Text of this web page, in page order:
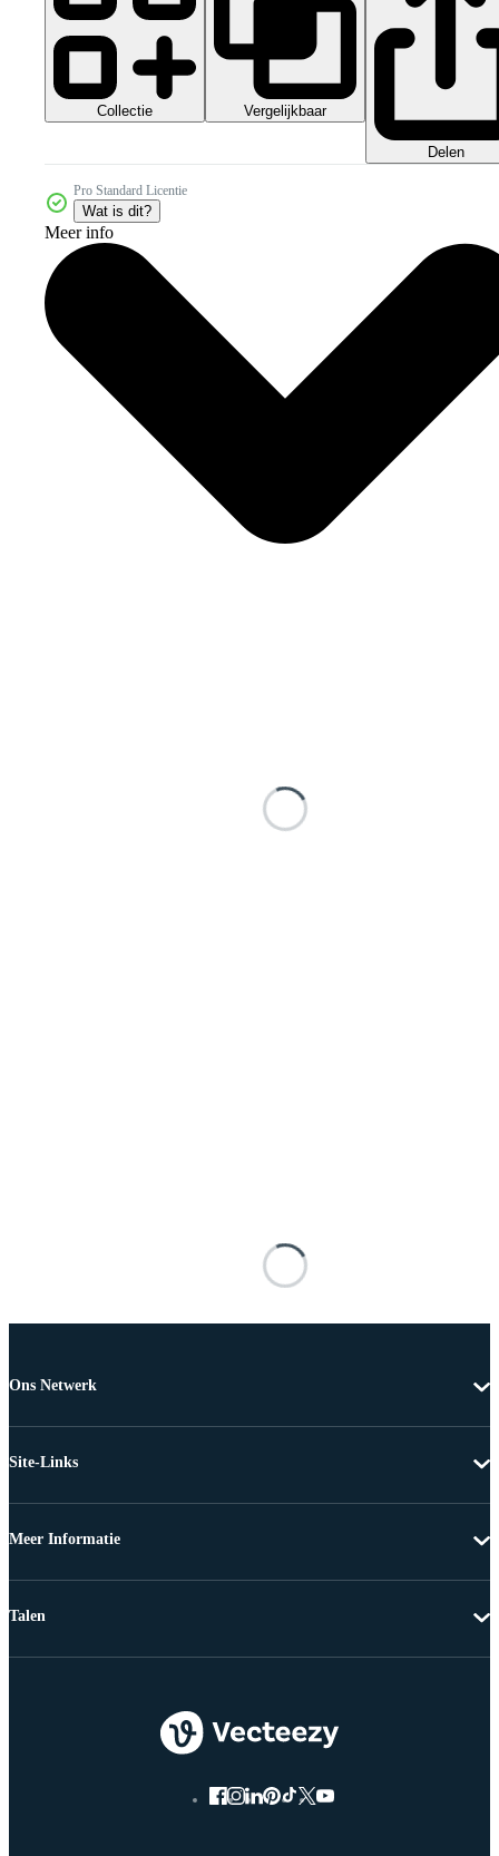
Collectie Vergelijkbaar
Delen
Pro Standard Licentie
Wat is dit?
Meer info
Ons Netwerk
Site-Links
Meer Informatie
Talen